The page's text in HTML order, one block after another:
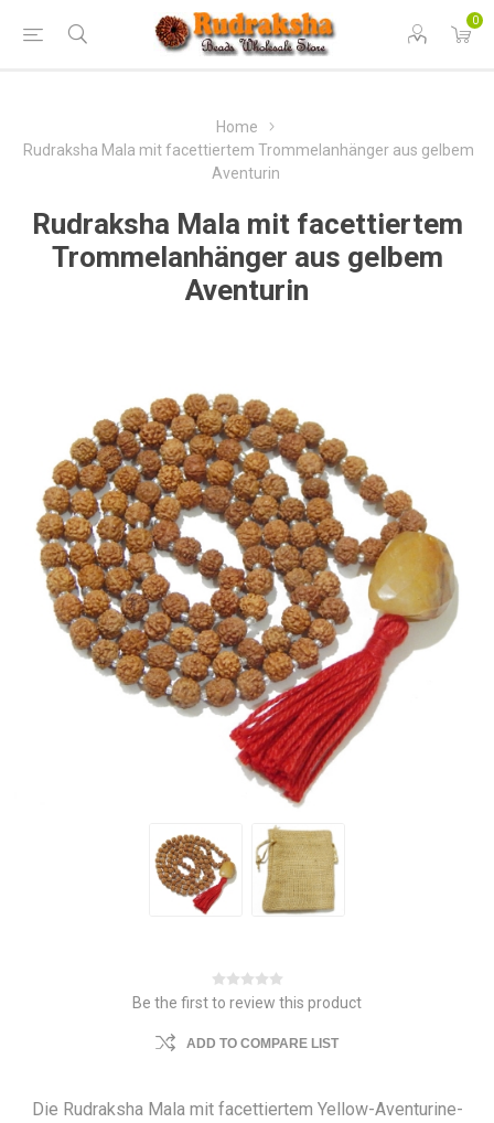
0
Home
Rudraksha Mala mit facettiertem Trommelanhänger aus gelbem
Aventurin
Rudraksha Mala mit facettiertem
Trommelanhänger aus gelbem
Aventurin
Be the first to review this product
ADD TO COMPARE LIST
Die Rudraksha Mala mit facettiertem Yellow-Aventurine-